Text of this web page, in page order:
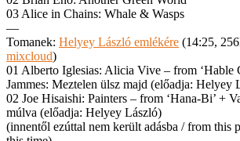
03 Alice in Chains: Whale & Wasps
—
Tomanek: Helyey László emlékére (14:25,
mixcloud)
01 Alberto Iglesias: Alicia Vive – from ‘Hable
Jammes: Meztelen ülsz majd (előadja: Helyey
02 Joe Hisaishi: Painters – from ‘Hana-Bi’ +
múlva (előadja: Helyey László)
(innentől ezúttal nem került adásba / from this